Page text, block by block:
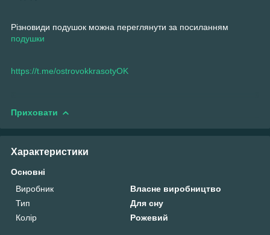
Різновиди подушок можна переглянути за посиланням
подушки
https://t.me/ostrovokkrasotyOK
Приховати
Характеристики
Основні
Виробник
Власне виробництво
Тип
Для сну
Колір
Рожевий